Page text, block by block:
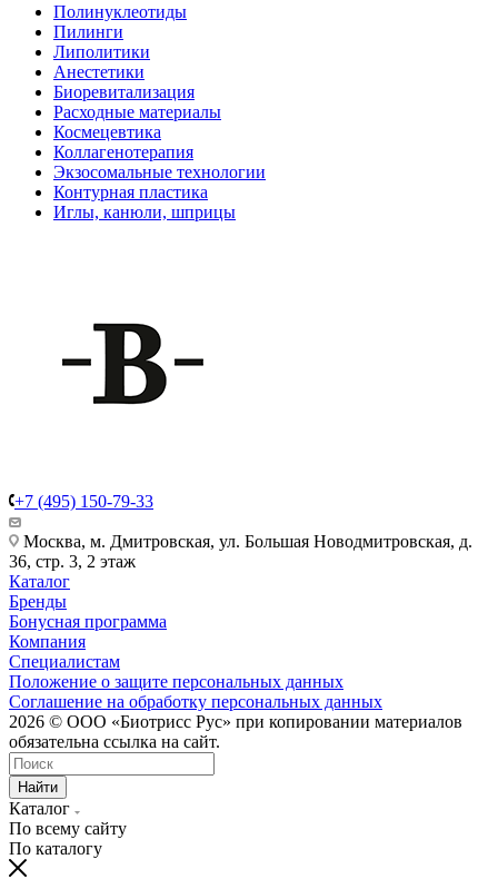
Полинуклеотиды
Пилинги
Липолитики
Анестетики
Биоревитализация
Расходные материалы
Космецевтика
Коллагенотерапия
Экзосомальные технологии
Контурная пластика
Иглы, канюли, шприцы
+7 (495) 150-79-33
Москва, м. Дмитровская, ул. Большая Новодмитровская, д.
36, стр. 3, 2 этаж
Каталог
Бренды
Бонусная программа
Компания
Специалистам
Положение о защите персональных данных
Соглашение на обработку персональных данных
2026 © ООО «Биотрисс Рус» при копировании материалов
обязательна ссылка на сайт.
Найти
Каталог
По всему сайту
По каталогу